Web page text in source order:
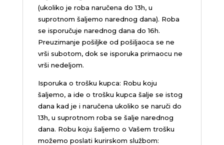
(ukoliko je roba naručena do 13h, u
suprotnom šaljemo narednog dana). Roba
se isporučuje narednog dana do 16h.
Preuzimanje pošiljke od pošiljaoca se ne
vrši subotom, dok se isporuka primaocu ne
vrši nedeljom.
Isporuka o trošku kupca: Robu koju
šaljemo, a ide o trošku kupca šalje se istog
dana kad je i naručena ukoliko se naruči do
13h, u suprotnom roba se šalje narednog
dana. Robu koju šaljemo o Vašem trošku
možemo poslati kurirskom službom: